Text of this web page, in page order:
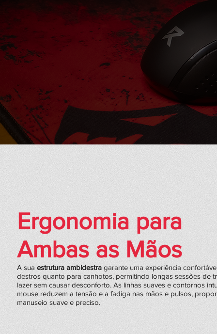
Ergonomia para
Ambas as Mãos
A sua estrutura ambidestra garante uma experiência
destros quanto para canhotos, permitindo longas sessões de
lazer sem causar desconforto. As linhas suaves e contornos
mouse reduzem a tensão e a fadiga nas mãos e pulsos,
manuseio suave e preciso.